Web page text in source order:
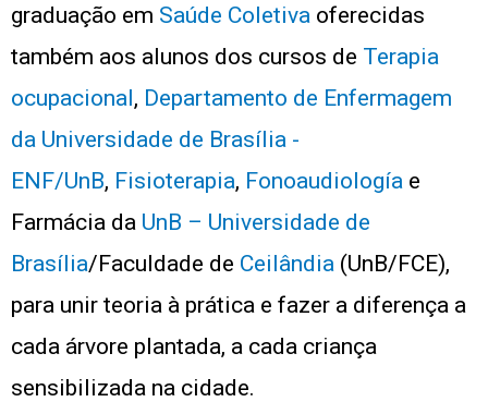
graduação em Saúde Coletiva oferecidas
também aos alunos dos cursos de Terapia
ocupacional, Departamento de Enfermagem
da Universidade de Brasília -
ENF/UnB, Fisioterapia, Fonoaudiología e
Farmácia da UnB – Universidade de
Brasília/Faculdade de Ceilândia (UnB/FCE),
para unir teoria à prática e fazer a diferença a
cada árvore plantada, a cada criança
sensibilizada na cidade.